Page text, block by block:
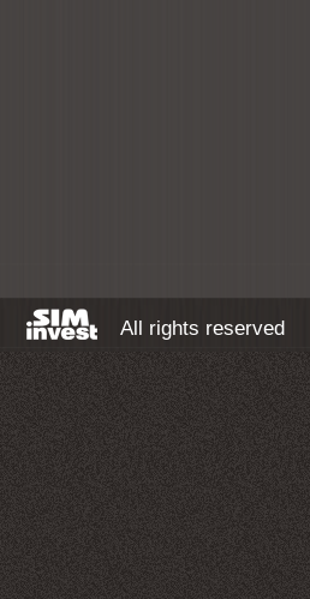
All rights reserved